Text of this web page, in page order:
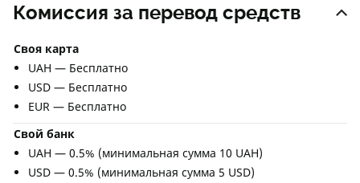
Комиссия за перевод средств
Своя карта
UAH — Бесплатно
USD — Бесплатно
EUR — Бесплатно
Свой банк
UAH — 0.5% (минимальная сумма 10 UAH)
USD — 0.5% (минимальная сумма 5 USD)